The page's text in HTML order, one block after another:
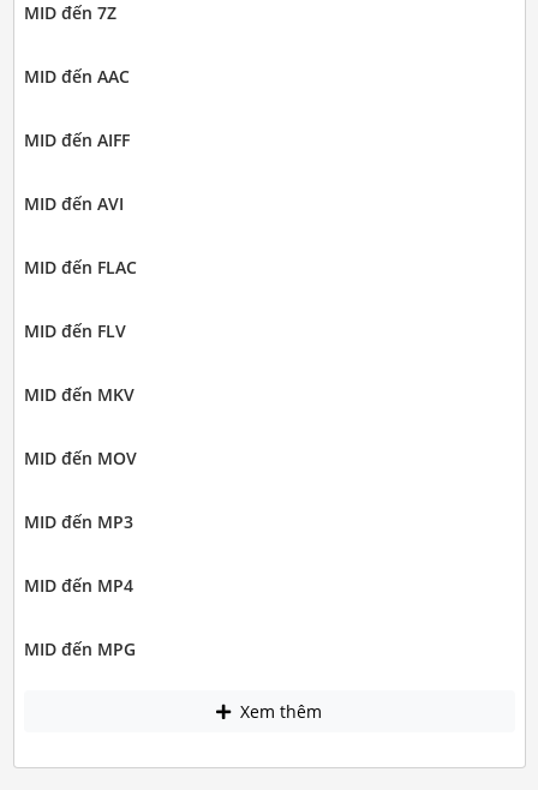
MID đến 7Z
MID đến AAC
MID đến AIFF
MID đến AVI
MID đến FLAC
MID đến FLV
MID đến MKV
MID đến MOV
MID đến MP3
MID đến MP4
MID đến MPG
Xem thêm